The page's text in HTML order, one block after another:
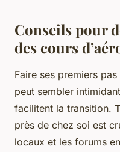
Conseils pour
des cours
Faire ses premiers
peut sembler
facilitent la transition.
près de chez soi est
locaux et les forums